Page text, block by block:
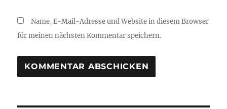
Name, E-Mail-Adresse und Website in diesem Browser
für meinen nächsten Kommentar speichern.